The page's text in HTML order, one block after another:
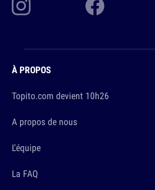
À PROPOS
Topito.com devient 10h26
A propos de nous
L'équipe
La FAQ